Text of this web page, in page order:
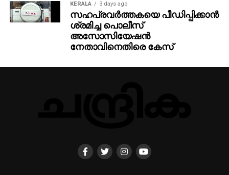
KERALA 3 days ago
സഹപ്രവര്‍ത്തകയെ പീഡിപ്പിക്കാന്‍
ശ്രമിച്ച പൊലീസ്
അസോസിയേഷന്‍
നേതാവിനെതിരെ കേസ്